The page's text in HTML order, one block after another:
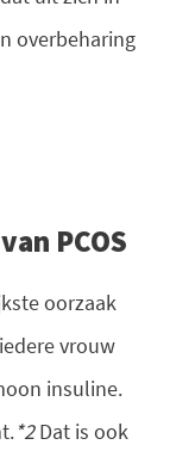
overbeharing
PCOS
oorzaak
vrouw
insuline.
*2Dat is ook